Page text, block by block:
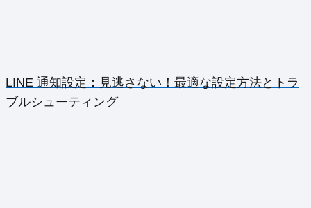
LINE 通知設定：見逃さない！最適な設定方法とトラ
ブルシューティング